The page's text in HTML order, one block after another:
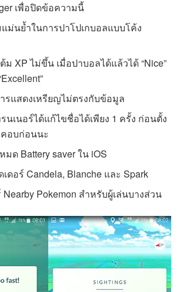
เพื่อปิดข้อความนี้
ม่นย้ำในการปาโปเกบอลแบบโค้ง
XP ไม่ขึ้น เมื่อปาบอลได้แล้วได้ “Nice”
แสดงเหรียญไม่ตรงกับข้อมูล
รนเนอร์ได้แก้ไขชื่อได้เพียง 1 ครั้ง ก่อนตั้ง
อบก่อนนะ
ด Battery saver ใน iOS
ดอร์ Candela, Blanche และ Spark
Pokemon สำหรับผู้เล่นบางส่วน